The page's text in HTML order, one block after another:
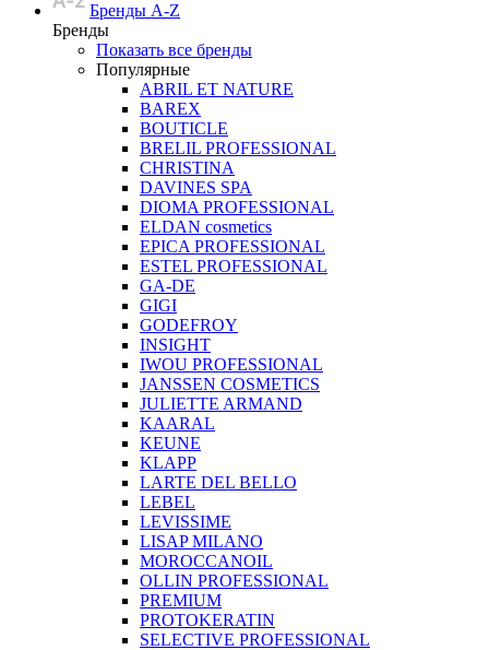
Бренды A-Z
Бренды
Показать все бренды
Популярные
ABRIL ET NATURE
BAREX
BOUTICLE
BRELIL PROFESSIONAL
CHRISTINA
DAVINES SPA
DIOMA PROFESSIONAL
ELDAN cosmetics
EPICA PROFESSIONAL
ESTEL PROFESSIONAL
GA-DE
GIGI
GODEFROY
INSIGHT
IWOU PROFESSIONAL
JANSSEN COSMETICS
JULIETTE ARMAND
KAARAL
KEUNE
KLAPP
LARTE DEL BELLO
LEBEL
LEVISSIME
LISAP MILANO
MOROCCANOIL
OLLIN PROFESSIONAL
PREMIUM
PROTOKERATIN
SELECTIVE PROFESSIONAL